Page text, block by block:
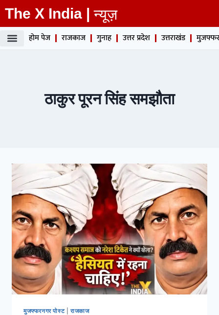
The X India | न्यूज़
होम पेज राजकाज गुनाह उत्तर प्रदेश उत्तराखंड
ठाकुर पूरन सिंह समझौता
मुजफ्फरनगर पोस्ट| राजकाज